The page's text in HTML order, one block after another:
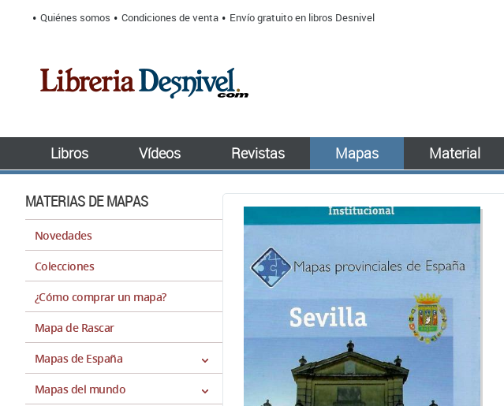
Quiénes somos Condiciones de venta Envío gratuito en libros Desnivel
Libros Vídeos Revistas Mapas Material
MATERIAS DE MAPAS
Novedades
Colecciones
¿Cómo comprar un mapa?
Mapa de Rascar
Mapas de España
Mapas del mundo